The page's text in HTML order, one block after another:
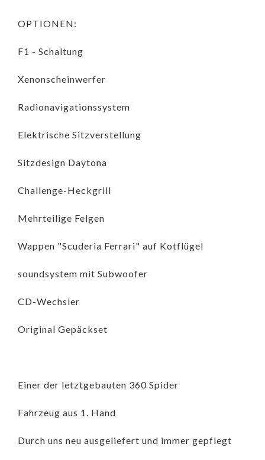
OPTIONEN:
F1 - Schaltung
Xenonscheinwerfer
Radionavigationssystem
Elektrische Sitzverstellung
Sitzdesign Daytona
Challenge-Heckgrill
Mehrteilige Felgen
Wappen "Scuderia Ferrari" auf Kotflügel
soundsystem mit Subwoofer
CD-Wechsler
Original Gepäckset
Einer der letztgebauten 360 Spider
Fahrzeug aus 1. Hand
Durch uns neu ausgeliefert und immer gepflegt